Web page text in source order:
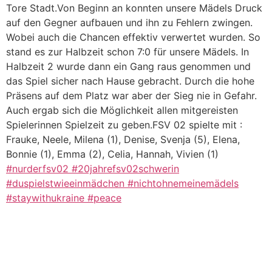
Tore Stadt.Von Beginn an konnten unsere Mädels Druck
auf den Gegner aufbauen und ihn zu Fehlern zwingen.
Wobei auch die Chancen effektiv verwertet wurden. So
stand es zur Halbzeit schon 7:0 für unsere Mädels. In
Halbzeit 2 wurde dann ein Gang raus genommen und
das Spiel sicher nach Hause gebracht. Durch die hohe
Präsens auf dem Platz war aber der Sieg nie in Gefahr.
Auch ergab sich die Möglichkeit allen mitgereisten
Spielerinnen Spielzeit zu geben.FSV 02 spielte mit :
Frauke, Neele, Milena (1), Denise, Svenja (5), Elena,
Bonnie (1), Emma (2), Celia, Hannah, Vivien (1)
#nurderfsv02 #20jahrefsv02schwerin
#duspielstwieeinmädchen #nichtohnemeinemädels
#staywithukraine #peace